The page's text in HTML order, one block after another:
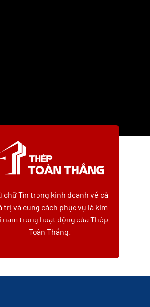
chữ Tín trong kinh doanh về cả
trị và cung cách phục vụ là kim
nam trong hoạt động của Thép
Toàn Thắng.